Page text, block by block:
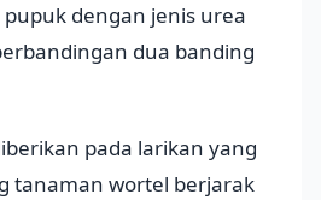
dengan jenis urea
dua banding
pada larikan yang
tanaman wortel berjarak